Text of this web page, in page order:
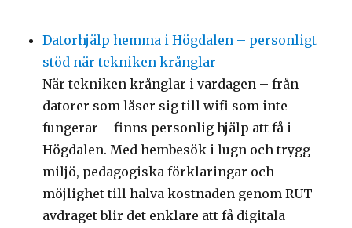
Datorhjälp hemma i Högdalen – personligt
stöd när tekniken krånglar
När tekniken krånglar i vardagen – från
datorer som låser sig till wifi som inte
fungerar – finns personlig hjälp att få i
Högdalen. Med hembesök i lugn och trygg
miljö, pedagogiska förklaringar och
möjlighet till halva kostnaden genom RUT-
avdraget blir det enklare att få digitala